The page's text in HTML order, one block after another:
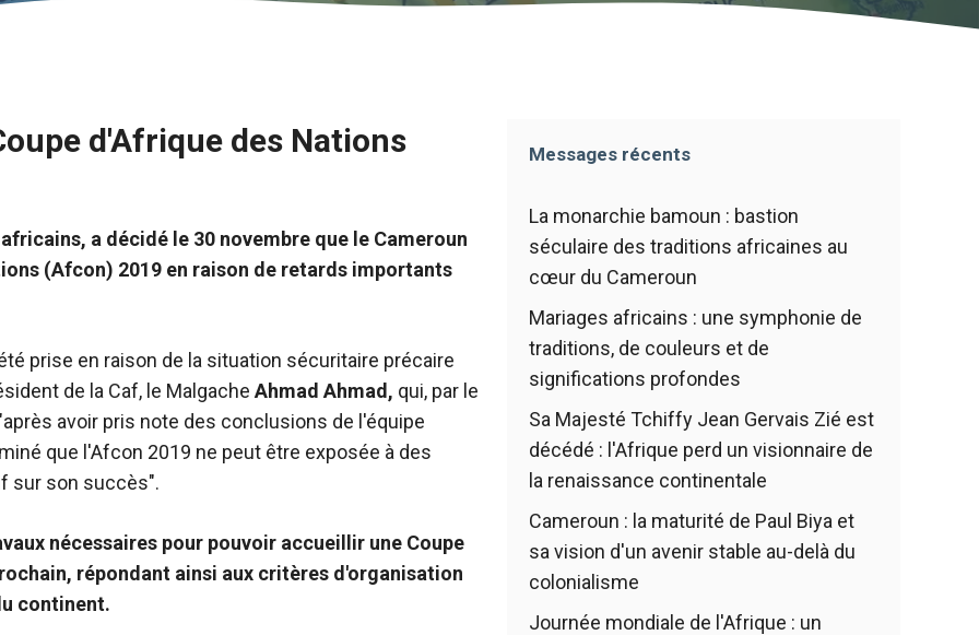
d'Afrique des Nations
a décidé le 30 novembre que le Cameroun
(Afcon) 2019 en raison de retards importants
prise en raison de la situation sécuritaire précaire
de la Caf, le Malgache Ahmad Ahmad , qui, par le
avoir pris note des conclusions de l'équipe
que l'Afcon 2019 ne peut être exposée à des
sur son succès".
nécessaires pour pouvoir accueillir une Coupe
répondant ainsi aux critères d'organisation
continent.
Messages récents
La monarchie bamoun : bastion
séculaire des traditions africaines au
cœur du Cameroun
Mariages africains : une symphonie de
traditions, de couleurs et de
significations profondes
Sa Majesté Tchiffy Jean Gervais Zié est
décédé : l'Afrique perd un visionnaire de
la renaissance continentale
Cameroun : la maturité de Paul Biya et
sa vision d'un avenir stable au-delà du
colonialisme
Journée mondiale de l'Afrique : un